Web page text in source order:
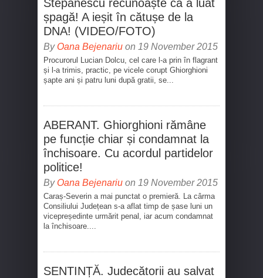
Stepanescu recunoaște că a luat
șpagă! A ieșit în cătușe de la
DNA! (VIDEO/FOTO)
By Oana Bejenariu on 19 November 2015
Procurorul Lucian Dolcu, cel care l-a prin în flagrant
și l-a trimis, practic, pe vicele corupt Ghiorghioni
șapte ani și patru luni după gratii, se...
ABERANT. Ghiorghioni rămâne
pe funcție chiar și condamnat la
închisoare. Cu acordul partidelor
politice!
By Oana Bejenariu on 19 November 2015
Caraș-Severin a mai punctat o premieră. La cârma
Consiliului Județean s-a aflat timp de șase luni un
vicepreședinte urmărit penal, iar acum condamnat
la închisoare....
SENTINȚĂ. Judecătorii au salvat